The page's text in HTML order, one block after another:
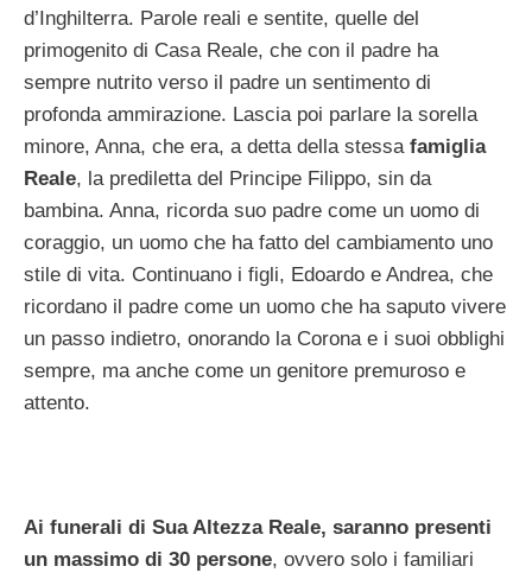
d’Inghilterra. Parole reali e sentite, quelle del
primogenito di Casa Reale, che con il padre ha
sempre nutrito verso il padre un sentimento di
profonda ammirazione. Lascia poi parlare la sorella
minore, Anna, che era, a detta della stessa famiglia
Reale, la prediletta del Principe Filippo, sin da
bambina. Anna, ricorda suo padre come un uomo di
coraggio, un uomo che ha fatto del cambiamento uno
stile di vita. Continuano i figli, Edoardo e Andrea, che
ricordano il padre come un uomo che ha saputo vivere
un passo indietro, onorando la Corona e i suoi obblighi
sempre, ma anche come un genitore premuroso e
attento.
Ai funerali di Sua Altezza Reale, saranno presenti
un massimo di 30 persone, ovvero solo i familiari